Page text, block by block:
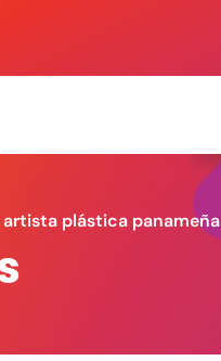
plástica panameña